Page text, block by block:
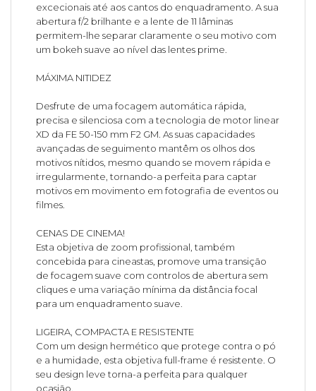
excecionais até aos cantos do enquadramento. A sua
abertura f/2 brilhante e a lente de 11 lâminas
permitem-lhe separar claramente o seu motivo com
um bokeh suave ao nível das lentes prime.
MÁXIMA NITIDEZ
Desfrute de uma focagem automática rápida,
precisa e silenciosa com a tecnologia de motor linear
XD da FE 50-150 mm F2 GM. As suas capacidades
avançadas de seguimento mantêm os olhos dos
motivos nítidos, mesmo quando se movem rápida e
irregularmente, tornando-a perfeita para captar
motivos em movimento em fotografia de eventos ou
filmes.
CENAS DE CINEMA!
Esta objetiva de zoom profissional, também
concebida para cineastas, promove uma transição
de focagem suave com controlos de abertura sem
cliques e uma variação mínima da distância focal
para um enquadramento suave.
LIGEIRA, COMPACTA E RESISTENTE
Com um design hermético que protege contra o pó
e a humidade, esta objetiva full-frame é resistente. O
seu design leve torna-a perfeita para qualquer
ocasião.